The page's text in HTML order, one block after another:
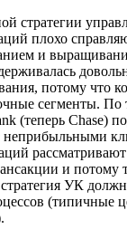
стратегии
плохо
и
потому что
сегменты. По
(теперь Chase)
неприбыльными
и потому
УК
(типичные